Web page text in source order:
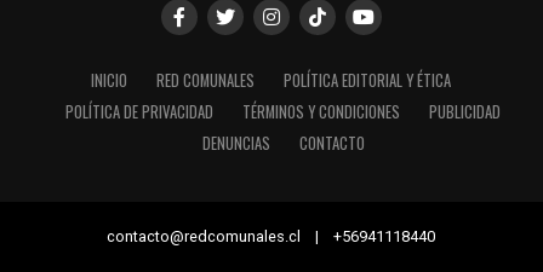
INICIO RED COMUNALES
POLÍTICA EDITORIAL Y ÉTICA
POLÍTICA DE PRIVACIDAD
TÉRMINOS Y CONDICIONES
PUBLICIDAD
DENUNCIAS
CONTACTO
contacto@redcomunales.cl | +56941118440